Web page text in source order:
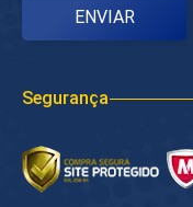
Segurança